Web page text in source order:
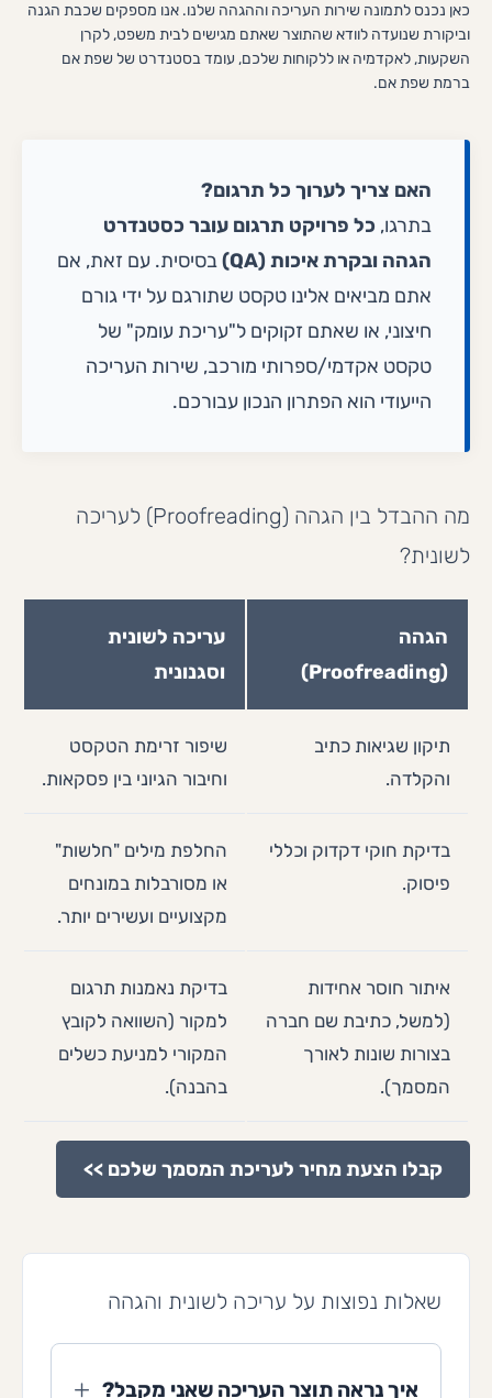
כאן נכנס לתמונה שירות העריכה וההגהה שלנו. אנו מספקים שכבת הגנה
וביקורת שנועדה לוודא שהתוצר שאתם מגישים לבית משפט, לקרן
השקעות, לאקדמיה או ללקוחות שלכם, עומד בסטנדרט של שפת אם
ברמת שפת אם.
האם צריך לערוך כל תרגום?
בתרגו, כל פרויקט תרגום עובר כסטנדרט
הגהה ובקרת איכות (QA)
בסיסית. עם זאת, אם
אתם מביאים אלינו טקסט שתורגם על ידי גורם
חיצוני, או שאתם זקוקים ל"עריכת עומק" של
טקסט אקדמי/ספרותי מורכב, שירות העריכה
הייעודי הוא הפתרון הנכון עבורכם.
מה ההבדל בין הגהה (Proofreading) לעריכה
לשונית?
הגהה
(Proofreading)
עריכה לשונית
וסגנונית
תיקון שגיאות כתיב
והקלדה.
שיפור זרימת הטקסט
וחיבור הגיוני בין פסקאות.
בדיקת חוקי דקדוק וכללי
פיסוק.
החלפת מילים "חלשות"
או מסורבלות במונחים
מקצועיים ועשירים יותר.
איתור חוסר אחידות
(למשל, כתיבת שם חברה
בצורות שונות לאורך
המסמך).
בדיקת נאמנות תרגום
למקור (השוואה לקובץ
המקורי למניעת כשלים
בהבנה).
קבלו הצעת מחיר לעריכת המסמך שלכם >>
שאלות נפוצות על עריכה לשונית והגהה
איך נראה תוצר העריכה שאני מקבל?